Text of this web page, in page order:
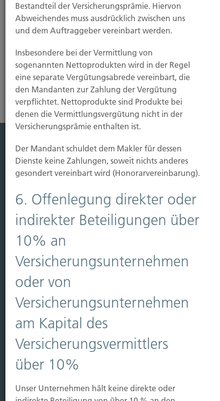
Schaden
Leistung
Leben
Sichern
Immobilien Vers.
Kauf Grundstück
Baufertigstellung/Hauskauf
Einzug/Vermietung
Schaden
Hubert Brück KG| Inhaber: Dipl. Ökonom Johannes
Brück | Kapellstraße 2 | 40479 Düsseldorf
0211-490066 |Fax:
brueck@brueckkg.de
Kontaktformular
Bestandteil der Versicherungsprämie. Hiervon
Abweichendes muss ausdrücklich zwischen uns
und dem Auftraggeber vereinbart werden.
Insbesondere bei der Vermittlung von
sogenannten Nettoprodukten wird in der Regel
eine separate Vergütungsabrede vereinbart, die
den Mandanten zur Zahlung der Vergütung
verpflichtet. Nettoprodukte sind Produkte bei
denen die Vermittlungsvergütung nicht in der
Versicherungsprämie enthalten ist.
Der Mandant schuldet dem Makler für dessen
Dienste keine Zahlungen, soweit nichts anderes
gesondert vereinbart wird (Honorarvereinbarung).
6. Offenlegung direkter oder
indirekter Beteiligungen über
10% an
Versicherungsunternehmen
oder von
Versicherungsunternehmen
am Kapital des
Versicherungsvermittlers
über 10%
Unser Unternehmen hält keine direkte oder